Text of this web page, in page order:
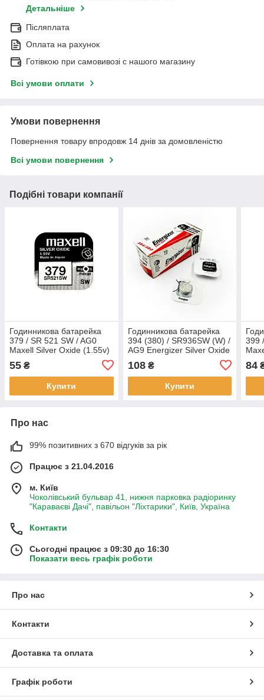
Детальніше
Післяплата
Оплата на рахунок
Готівкою при самовивозі c нашого магазину
Всі умови оплати
Умови повернення
Повернення товару впродовж 14 днів за домовленістю
Всі умови повернення
Подібні товари компанії
Годинникова батарейка
379 / SR 521 SW / AG0
Maxell Silver Oxide (1.55v)
55 ₴
Купити
Годинникова батарейка
394 (380) / SR936SW (W) /
AG9 Energizer Silver Oxide
108₴
Купити
399
84
Про нас
99% позитивних з 670 відгуків за рік
Працює з 21.04.2016
м. Київ
Чоколівський бульвар 41, нижня парковка радіоринку
"Караваєві Дачі", павільон "Ліхтарики", Київ, Україна
Контакти
Сьогодні працює з 09:30 до 16:30
Показати весь графік роботи
Про нас
Контакти
Доставка та оплата
Графік роботи